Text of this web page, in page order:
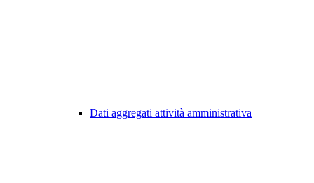
Dati aggregati attività amministrativa